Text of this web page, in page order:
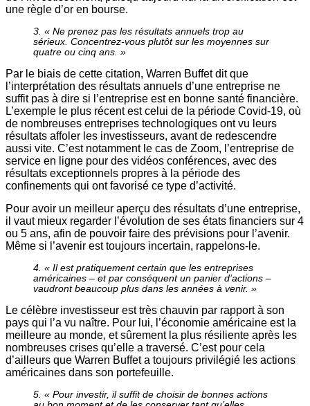
une règle d’or en bourse.
3. « Ne prenez pas les résultats annuels trop au
sérieux. Concentrez-vous plutôt sur les moyennes sur
quatre ou cinq ans. »
Par le biais de cette citation, Warren Buffet dit que
l’interprétation des résultats annuels d’une entreprise ne
suffit pas à dire si l’entreprise est en bonne santé financière.
L’exemple le plus récent est celui de la période Covid-19, où
de nombreuses entreprises technologiques ont vu leurs
résultats affoler les investisseurs, avant de redescendre
aussi vite. C’est notamment le cas de Zoom, l’entreprise de
service en ligne pour des vidéos conférences, avec des
résultats exceptionnels propres à la période des
confinements qui ont favorisé ce type d’activité.
Pour avoir un meilleur aperçu des résultats d’une entreprise,
il vaut mieux regarder l’évolution de ses états financiers sur 4
ou 5 ans, afin de pouvoir faire des prévisions pour l’avenir.
Même si l’avenir est toujours incertain, rappelons-le.
4. « Il est pratiquement certain que les entreprises
américaines – et par conséquent un panier d’actions –
vaudront beaucoup plus dans les années à venir. »
Le célèbre investisseur est très chauvin par rapport à son
pays qui l’a vu naître. Pour lui, l’économie américaine est la
meilleure au monde, et sûrement la plus résiliente après les
nombreuses crises qu’elle a traversé. C’est pour cela
d’ailleurs que Warren Buffet a toujours privilégié les actions
américaines dans son portefeuille.
5. « Pour investir, il suffit de choisir de bonnes actions